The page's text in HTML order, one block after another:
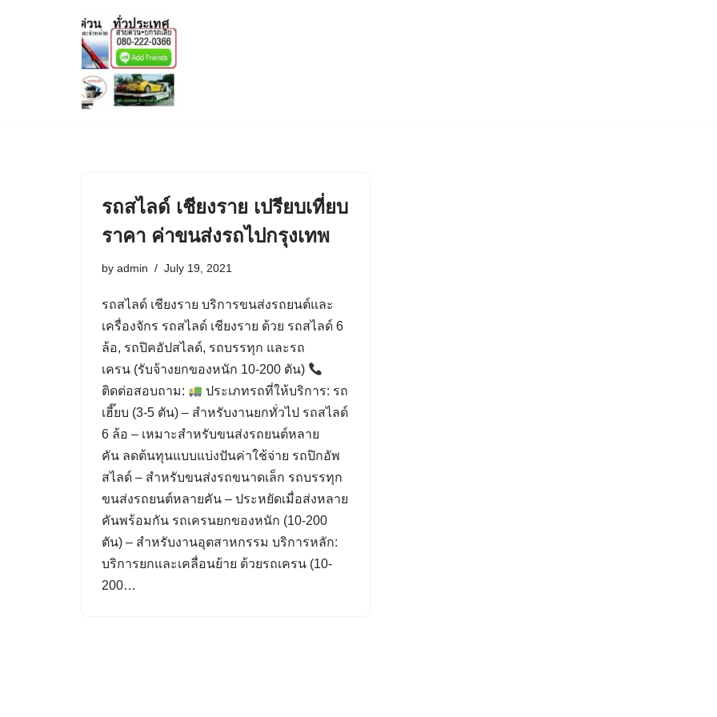
รถสไลด์ เชียงราย เปรียบเที่ยบ
ราคา ค่าขนส่งรถไปกรุงเทพ
by admin July 19, 2021
รถสไลด์ เชียงราย บริการขนส่งรถยนต์และ
เครื่องจักร รถสไลด์ เชียงราย ด้วย รถสไลด์ 6
ล้อ, รถปิคอัปสไลด์, รถบรรทุก และรถ
เครน (รับจ้างยกของหนัก 10-200 ตัน)
ติดต่อสอบถาม:
ประเภทรถที่ให้บริการ: รถ
เฮี๊ยบ (3-5 ตัน) – สำหรับงานยกทั่วไป รถสไลด์
6 ล้อ – เหมาะสำหรับขนส่งรถยนต์หลาย
คัน ลดต้นทุนแบบแบ่งปันค่าใช้จ่าย รถปิกอัพ
สไลด์ – สำหรับขนส่งรถขนาดเล็ก รถบรรทุก
ขนส่งรถยนต์หลายคัน – ประหยัดเมื่อส่งหลาย
คันพร้อมกัน รถเครนยกของหนัก (10-200
ตัน) – สำหรับงานอุตสาหกรรม บริการหลัก:
บริการยกและเคลื่อนย้าย ด้วยรถเครน (10-
200…